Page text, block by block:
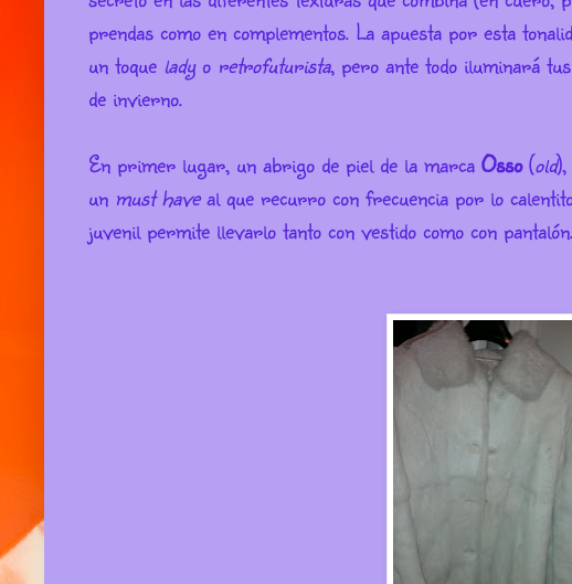
prendas como en complementos. La apuesta por esta
un toque ladyo retrofuturista, pero ante todo iluminará
de invierno.
En primer lugar, un abrigo de piel de la marca Osso(old
un must haveal que recurro con frecuencia por lo
juvenil permite llevarlo tanto con vestido como con pantalón.